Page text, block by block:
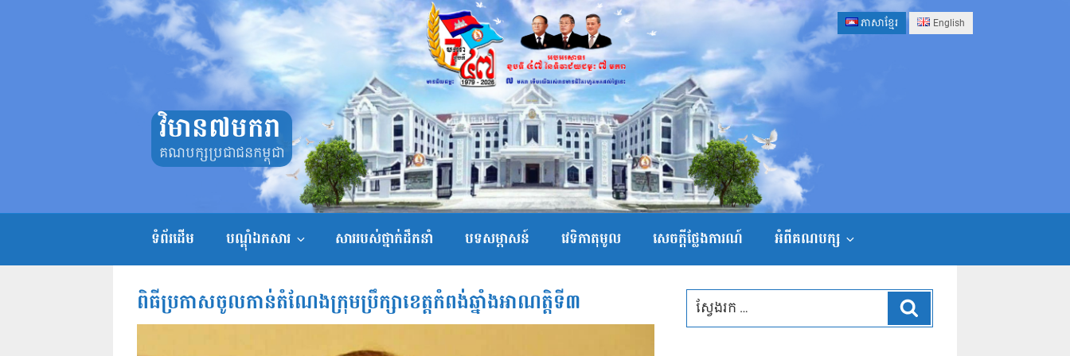
ភាសាខ្មែរ English
វិមាន៧មករា
គណបក្សប្រជាជនកម្ពុជា
ទំព័រដើម បណ្តុំឯកសារ សាររបស់ថ្នាក់ដឹកនាំ បទសម្ភាសន៍ វេទិកាតុមូល សេចក្ដីថ្លែងការណ៍ អំពីគណបក្ស
ពិធីប្រកាសចូលកាន់តំណែងក្រុមប្រឹក្សាខេត្តកំពង់ឆ្នាំងអាណត្តិទី៣